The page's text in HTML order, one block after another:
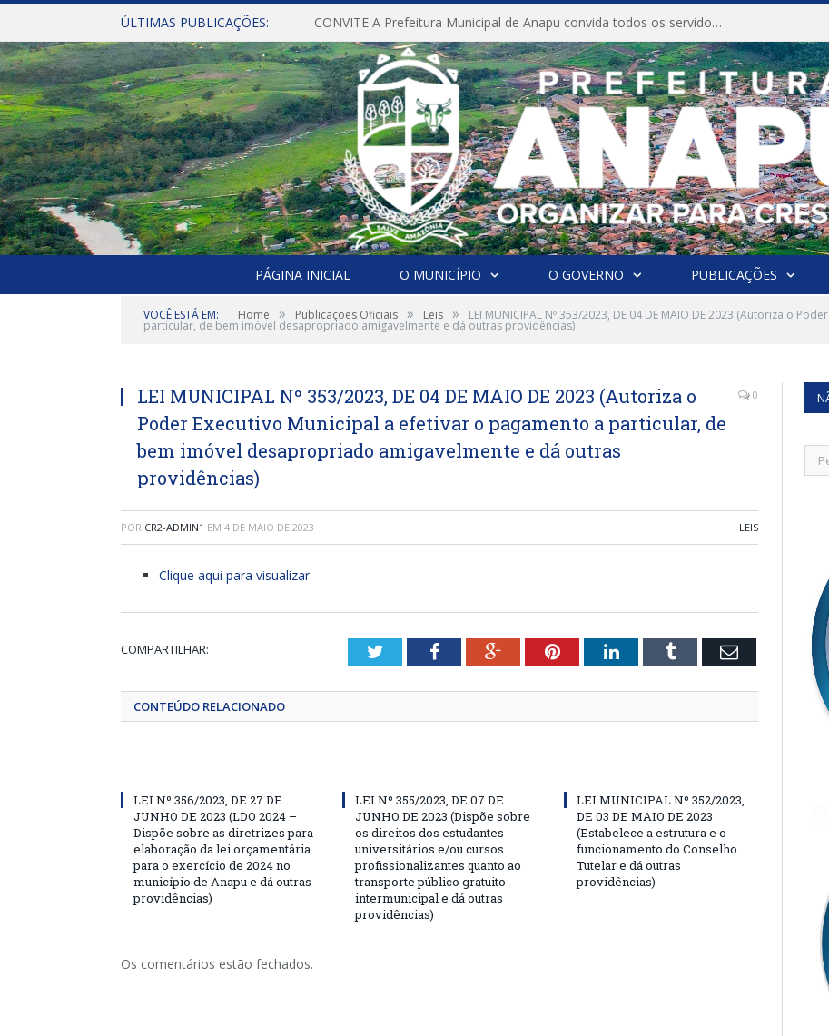
ÚLTIMAS PUBLICAÇÕES: CONVITE A Prefeitura Municipal de Anapu convida todos os servidores públicos municipais para participarem da Audiência Pública de discussão da Lei de Diretrizes Orçamentárias (LDO), importante instrumento de planejamento das ações e investimentos da Administração Pública para o próximo exercício financeiro.
PÁGINA INICIAL O MUNICÍPIO O GOVERNO PUBLICAÇÕES
VOCÊ ESTÁ EM: Home » Publicações Oficiais » Leis » LEI MUNICIPAL Nº 353/2023, DE 04 DE MAIO DE 2023 (Autoriza o
particular, de bem imóvel desapropriado amigavelmente e dá outras providências)
LEI MUNICIPAL Nº 353/2023, DE 04 DE MAIO DE 2023 (Autoriza o
Poder Executivo Municipal a efetivar o pagamento a particular, de
bem imóvel desapropriado amigavelmente e dá outras
providências)
0
POR CR2-ADMIN1 EM 4 DE MAIO DE 2023 LEIS
Clique aqui para visualizar
COMPARTILHAR: TwitterFacebookGoogle+PinterestLinkedInTumblr Email
CONTEÚDO RELACIONADO
LEI Nº 356/2023, DE 27 DE
JUNHO DE 2023 (LDO 2024 –
Dispõe sobre as diretrizes para
elaboração da lei orçamentária
para o exercício de 2024 no
município de Anapu e dá outras
providências)
LEI Nº 355/2023, DE 07 DE
JUNHO DE 2023 (Dispõe sobre
os direitos dos estudantes
universitários e/ou cursos
profissionalizantes quanto ao
transporte público gratuito
intermunicipal e dá outras
providências)
LEI MUNICIPAL Nº 352/2023,
DE 03 DE MAIO DE 2023
(Estabelece a estrutura e o
funcionamento do Conselho
Tutelar e dá outras
providências)
Os comentários estão fechados.